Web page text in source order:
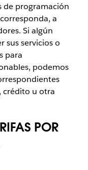
de programación
a
Si algún
sus servicios o
para
podemos
crédito u otra
POR